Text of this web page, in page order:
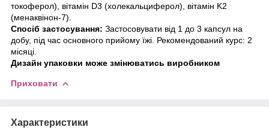
токоферол), вітамін D3 (холекальциферол), вітамін K2
(менаквінон-7).
Спосіб застосування: Застосовувати від 1 до 3 капсул на
добу, під час основного прийому їжі. Рекомендований курс: 2
місяці.
Дизайн упаковки може змінюватись виробником
Приховати
Характеристики